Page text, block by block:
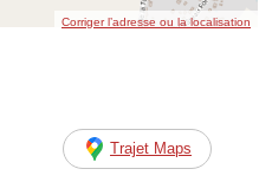
Corriger l’adresse ou la localisation
Trajet Maps